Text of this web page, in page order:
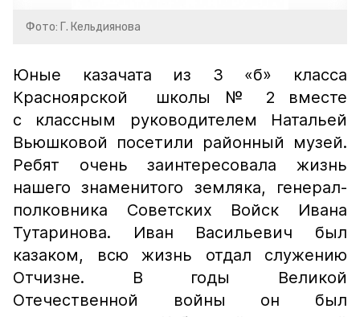
Фото: Г. Кельдиянова
Юные казачата из 3 «б» класса
Красноярской школы № 2 вместе
с классным руководителем Натальей
Вьюшковой посетили районный музей.
Ребят очень заинтересовала жизнь
нашего знаменитого земляка, генерал-
полковника Советских Войск Ивана
Тутаринова. Иван Васильевич был
казаком, всю жизнь отдал служению
Отчизне. В годы Великой
Отечественной войны он был